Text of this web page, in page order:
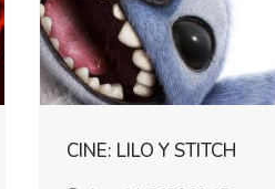
CINE: LILO Y STITCH